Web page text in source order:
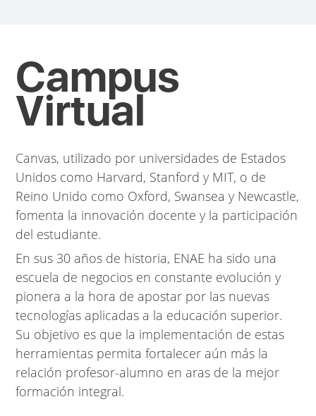
Campus
Virtual
Canvas, utilizado por universidades de Estados
Unidos como Harvard, Stanford y MIT, o de
Reino Unido como Oxford, Swansea y Newcastle,
fomenta la innovación docente y la participación
del estudiante.
En sus 30 años de historia, ENAE ha sido una
escuela de negocios en constante evolución y
pionera a la hora de apostar por las nuevas
tecnologías aplicadas a la educación superior.
Su objetivo es que la implementación de estas
herramientas permita fortalecer aún más la
relación profesor-alumno en aras de la mejor
formación integral.